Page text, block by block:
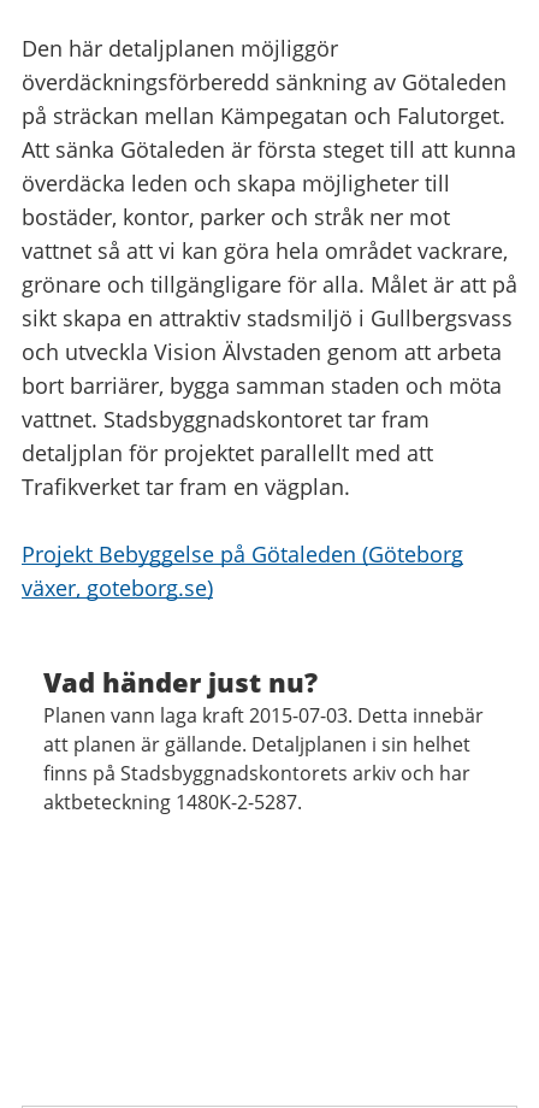
Den här detaljplanen möjliggör
överdäckningsförberedd sänkning av Götaleden
på sträckan mellan Kämpegatan och Falutorget.
Att sänka Götaleden är första steget till att kunna
överdäcka leden och skapa möjligheter till
bostäder, kontor, parker och stråk ner mot
vattnet så att vi kan göra hela området vackrare,
grönare och tillgängligare för alla. Målet är att på
sikt skapa en attraktiv stadsmiljö i Gullbergsvass
och utveckla Vision Älvstaden genom att arbeta
bort barriärer, bygga samman staden och möta
vattnet. Stadsbyggnadskontoret tar fram
detaljplan för projektet parallellt med att
Trafikverket tar fram en vägplan.
Projekt Bebyggelse på Götaleden (Göteborg
växer, goteborg.se)
Vad händer just nu?
Planen vann laga kraft 2015-07-03. Detta innebär
att planen är gällande. Detaljplanen i sin helhet
finns på Stadsbyggnadskontorets arkiv och har
aktbeteckning 1480K-2-5287.